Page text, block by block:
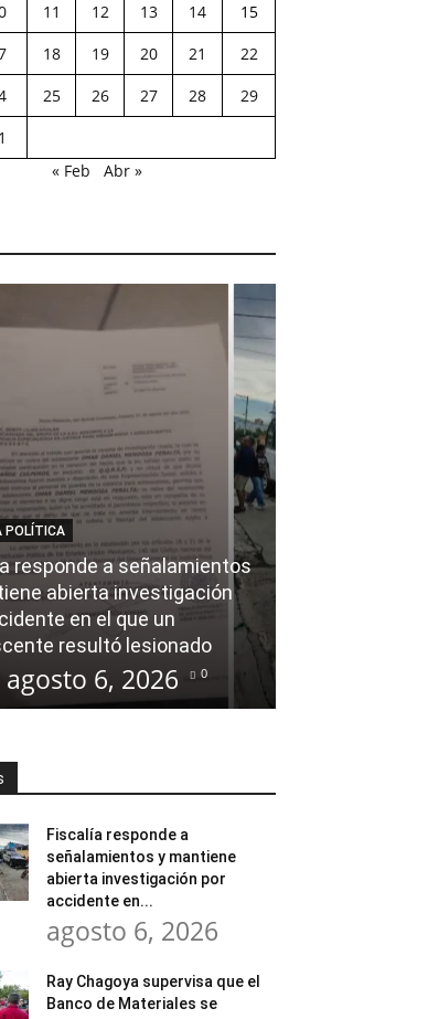
11 12 13 14
15
18 19 20 21
22
25 26 27 28
29
« Feb
Abr »
POLÍTICA
responde a señalamientos
abierta investigación
en el que un
resultó lesionado
agosto 6, 2026 0
Fiscalía responde a
señalamientos y mantiene
abierta investigación por
accidente en...
agosto 6, 2026
Ray Chagoya supervisa que el
Banco de Materiales se